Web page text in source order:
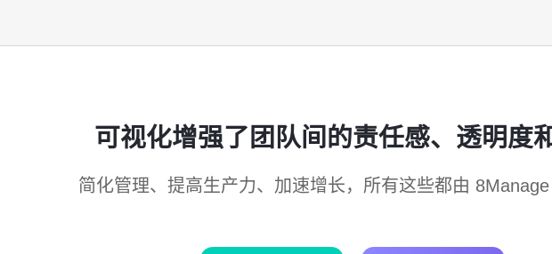
可视化增强了团队间的责任感、透明度
简化管理、提高生产力、加速增长，所有这些都由